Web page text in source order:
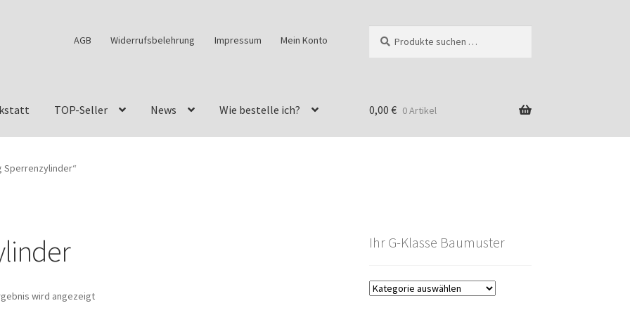
AGB Widerrufsbelehrung Impressum Mein Konto
nach:
TOP-Seller News Wie bestelle ich?
Felge ist für mein G-Modell 2018 verfügbar
Restore – Tune – Drive
0,00 € 0 Artikel
Sperrenzylinder“
wird angezeigt
Ihr G-Klasse Baumuster